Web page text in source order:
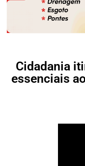
Cidadania
essenciais